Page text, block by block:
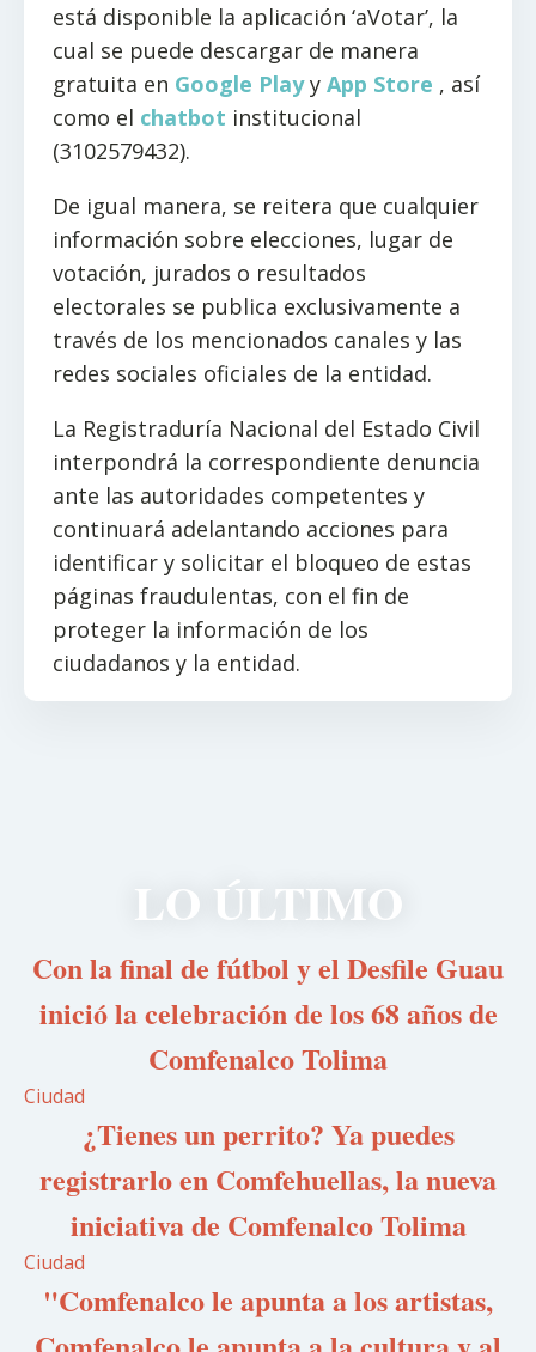
está disponible la aplicación ‘aVotar’, la
cual se puede descargar de manera
gratuita en Google Play y App Store , así
como el chatbot institucional
(3102579432).
De igual manera, se reitera que cualquier
información sobre elecciones, lugar de
votación, jurados o resultados
electorales se publica exclusivamente a
través de los mencionados canales y las
redes sociales oficiales de la entidad.
La Registraduría Nacional del Estado Civil
interpondrá la correspondiente denuncia
ante las autoridades competentes y
continuará adelantando acciones para
identificar y solicitar el bloqueo de estas
páginas fraudulentas, con el fin de
proteger la información de los
ciudadanos y la entidad.
LO ÚLTIMO
Con la final de fútbol y el Desfile Guau
inició la celebración de los 68 años de
Comfenalco Tolima
Ciudad
¿Tienes un perrito? Ya puedes
registrarlo en Comfehuellas, la nueva
iniciativa de Comfenalco Tolima
Ciudad
"Comfenalco le apunta a los artistas,